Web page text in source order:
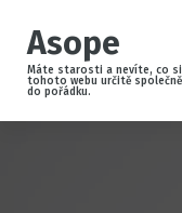
Asope
Máte starosti a nevíte, co
tohoto webu určitě
do pořádku.